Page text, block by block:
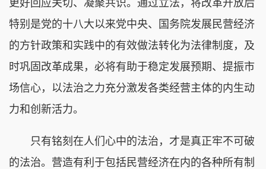
更好回应关切、凝聚共识。通过立法，将改革开放后
特别是党的十八大以来党中央、国务院发展民营经济
的方针政策和实践中的有效做法转化为法律制度，及
时巩固改革成果，必将有助于稳定发展预期、提振市
场信心，以法治之力充分激发各类经营主体的内生动
力和创新活力。
只有铭刻在人们心中的法治，才是真正牢不可破
的法治。营造有利于包括民营经济在内的各种所有制